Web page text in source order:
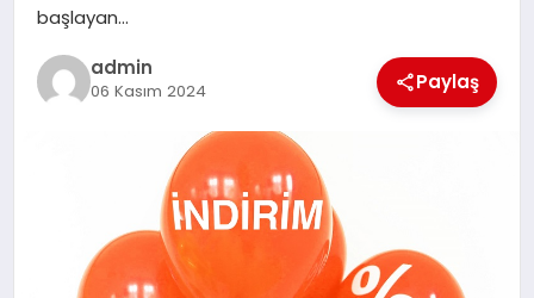
EĞITIM
başlayan…
admin
06 Kasım 2024 Paylaş